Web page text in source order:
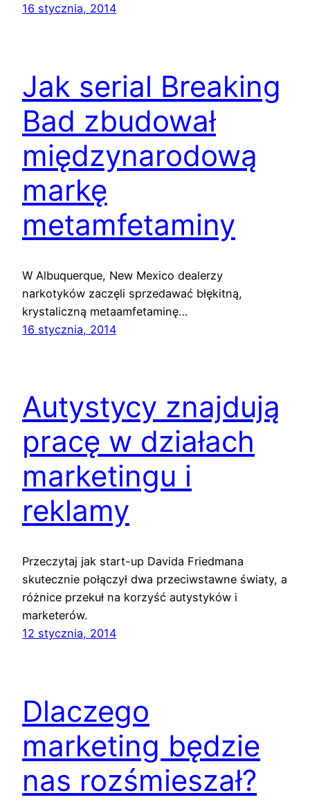
16 stycznia, 2014
Jak serial Breaking
Bad zbudował
międzynarodową
markę
metamfetaminy
W Albuquerque, New Mexico dealerzy
narkotyków zaczęli sprzedawać błękitną,
krystaliczną metaamfetaminę…
16 stycznia, 2014
Autystycy znajdują
pracę w działach
marketingu i
reklamy
Przeczytaj jak start-up Davida Friedmana
skutecznie połączył dwa przeciwstawne światy, a
różnice przekuł na korzyść autystyków i
marketerów.
12 stycznia, 2014
Dlaczego
marketing będzie
nas rozśmieszał?